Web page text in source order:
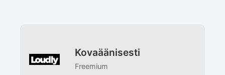
Kovaäänisesti
Freemium